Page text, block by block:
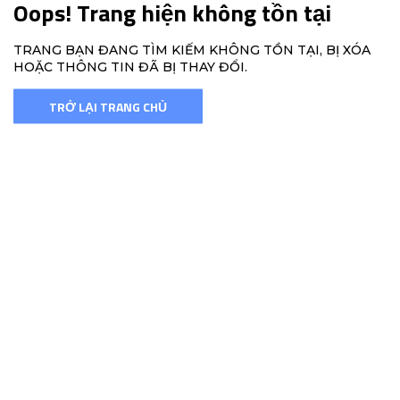
Oops! Trang hiện không tồn tại
TRANG BẠN ĐANG TÌM KIẾM KHÔNG TỒN TẠI, BỊ XÓA
HOẶC THÔNG TIN ĐÃ BỊ THAY ĐỔI.
TRỞ LẠI TRANG CHỦ